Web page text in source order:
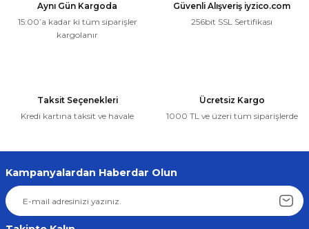
Aynı Gün Kargoda
15:00’a kadar ki tüm siparişler
kargolanır
Güvenli Alışveriş iyzico.com
256bit SSL Sertifikası
Taksit Seçenekleri
Kredi kartına taksit ve havale
Ücretsiz Kargo
1000 TL ve üzeri tüm siparişlerde
Kampanyalardan Haberdar Olun